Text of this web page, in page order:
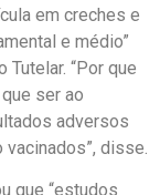
em creches e
e médio”
Tutelar. “Por que
ser ao
adversos
disse.
que “estudos